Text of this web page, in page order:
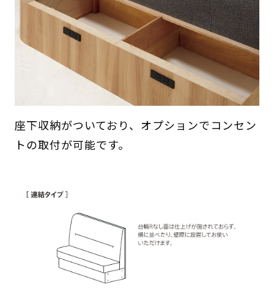
座下収納がついており、オプションでコンセン
トの取付が可能です。